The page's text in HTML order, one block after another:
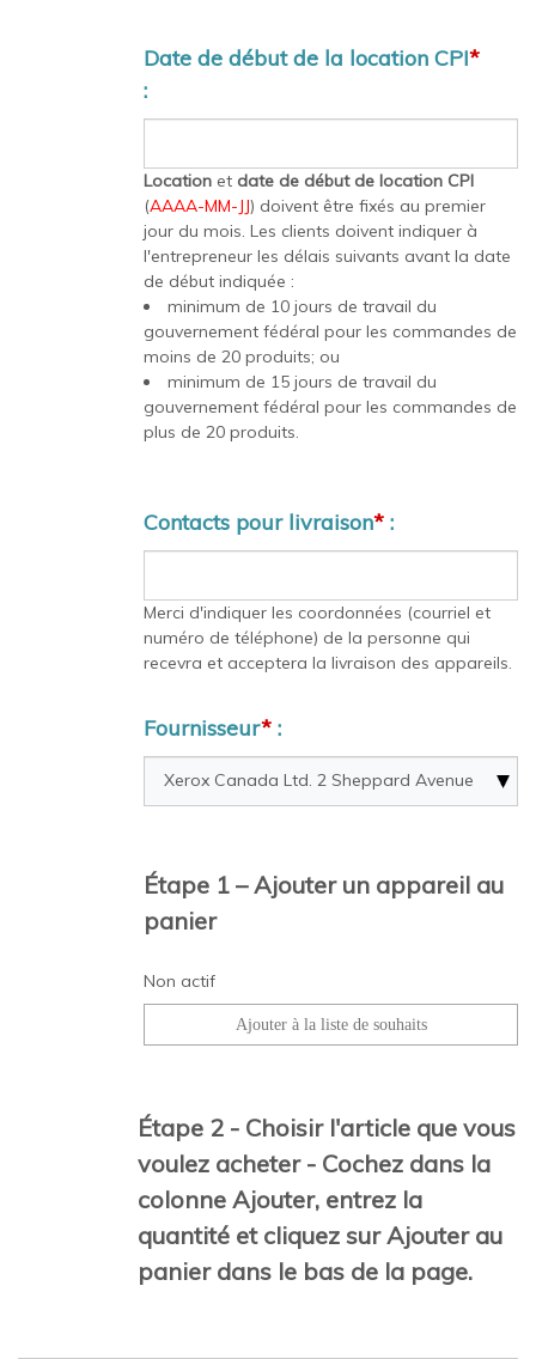
Date de début de la location CPI*
:
Location et date de début de location CPI
(AAAA-MM-JJ) doivent être fixés au premier
jour du mois. Les clients doivent indiquer à
l'entrepreneur les délais suivants avant la date
de début indiquée :
minimum de 10 jours de travail du
gouvernement fédéral pour les commandes de
moins de 20 produits; ou
minimum de 15 jours de travail du
gouvernement fédéral pour les commandes de
plus de 20 produits.
Contacts pour livraison* :
Merci d'indiquer les coordonnées (courriel et
numéro de téléphone) de la personne qui
recevra et acceptera la livraison des appareils.
Fournisseur* :
Étape 1 – Ajouter un appareil au
panier
Non actif
Étape 2 - Choisir l'article que vous
voulez acheter - Cochez dans la
colonne Ajouter, entrez la
quantité et cliquez sur Ajouter au
panier dans le bas de la page.